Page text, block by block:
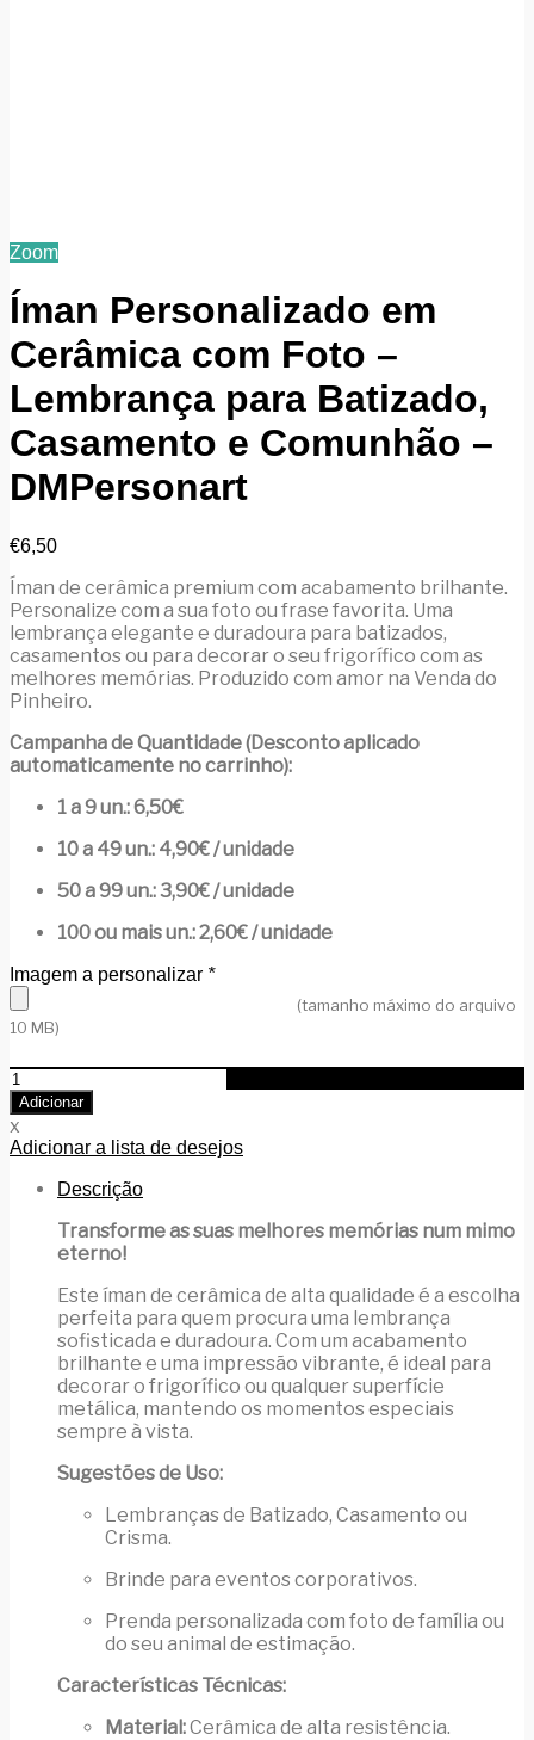
Zoom
Íman Personalizado em
Cerâmica com Foto –
Lembrança para Batizado,
Casamento e Comunhão –
DMPersonart
€6,50
Íman de cerâmica premium com acabamento brilhante.
Personalize com a sua foto ou frase favorita. Uma
lembrança elegante e duradoura para batizados,
casamentos ou para decorar o seu frigorífico com as
melhores memórias. Produzido com amor na Venda do
Pinheiro.
Campanha de Quantidade (Desconto aplicado
automaticamente no carrinho):
1 a 9 un.: 6,50€
10 a 49 un.: 4,90€ / unidade
50 a 99 un.: 3,90€ / unidade
100 ou mais un.: 2,60€ / unidade
Imagem a personalizar *
(tamanho máximo do arquivo
10 MB)
Quantidade
de
Íman
Personalizado
em
Cerâmica
Batizado,
Casamento
Comunhão
DMPersonart
Adicionar
x
Adicionar a lista de desejos
Descrição
Transforme as suas melhores memórias num mimo
eterno!
Este íman de cerâmica de alta qualidade é a escolha
perfeita para quem procura uma lembrança
sofisticada e duradoura. Com um acabamento
brilhante e uma impressão vibrante, é ideal para
decorar o frigorífico ou qualquer superfície
metálica, mantendo os momentos especiais
sempre à vista.
Sugestões de Uso:
Lembranças de Batizado, Casamento ou
Crisma.
Brinde para eventos corporativos.
Prenda personalizada com foto de família ou
do seu animal de estimação.
Características Técnicas:
Material:Cerâmica de alta resistência.